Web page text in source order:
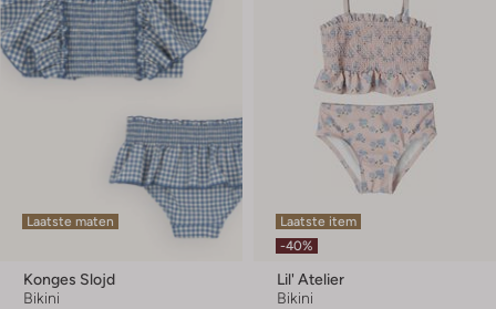
Laatste maten
Konges Slojd
Bikini
Laatste item
-40%
Lil' Atelier
Bikini